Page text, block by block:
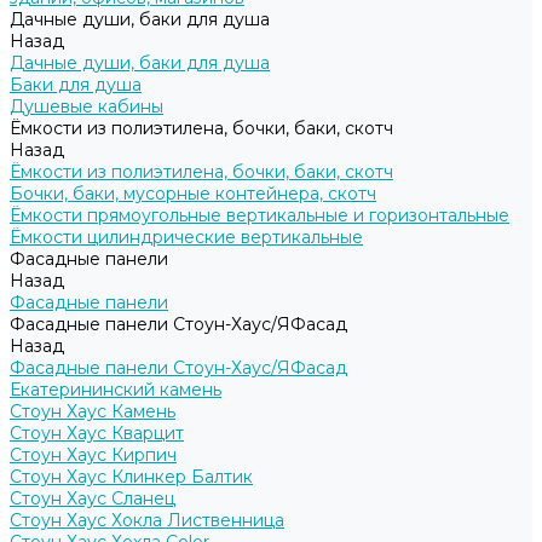
Дачные души, баки для душа
Назад
Дачные души, баки для душа
Баки для душа
Душевые кабины
Ёмкости из полиэтилена, бочки, баки, скотч
Назад
Ёмкости из полиэтилена, бочки, баки, скотч
Бочки, баки, мусорные контейнера, скотч
Ёмкости прямоугольные вертикальные и горизонтальные
Ёмкости цилиндрические вертикальные
Фасадные панели
Назад
Фасадные панели
Фасадные панели Стоун-Хаус/ЯФасад
Назад
Фасадные панели Стоун-Хаус/ЯФасад
Екатерининский камень
Стоун Хаус Камень
Стоун Хаус Кварцит
Стоун Хаус Кирпич
Стоун Хаус Клинкер Балтик
Стоун Хаус Сланец
Стоун Хаус Хокла Лиственница